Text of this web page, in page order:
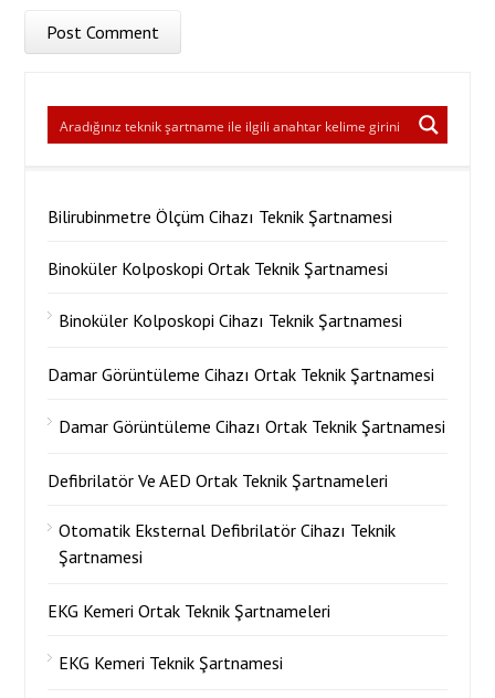
Bilirubinmetre Ölçüm Cihazı Teknik Şartnamesi
Binoküler Kolposkopi Ortak Teknik Şartnamesi
Binoküler Kolposkopi Cihazı Teknik Şartnamesi
Damar Görüntüleme Cihazı Ortak Teknik Şartnamesi
Damar Görüntüleme Cihazı Ortak Teknik Şartnamesi
Defibrilatör Ve AED Ortak Teknik Şartnameleri
Otomatik Eksternal Defibrilatör Cihazı Teknik
Şartnamesi
EKG Kemeri Ortak Teknik Şartnameleri
EKG Kemeri Teknik Şartnamesi